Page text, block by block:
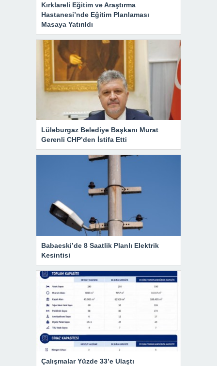
Kırklareli Eğitim ve Araştırma
Hastanesi’nde Eğitim Planlaması
Masaya Yatırıldı
Lüleburgaz Belediye Başkanı Murat
Gerenli CHP’den İstifa Etti
Babaeski’de 8 Saatlik Planlı Elektrik
Kesintisi
Çalışmalar Yüzde 33’e Ulaştı